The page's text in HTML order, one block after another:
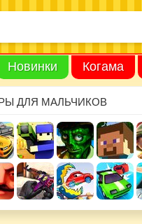
Новинки Когама
ДЛЯ МАЛЬЧИКОВ